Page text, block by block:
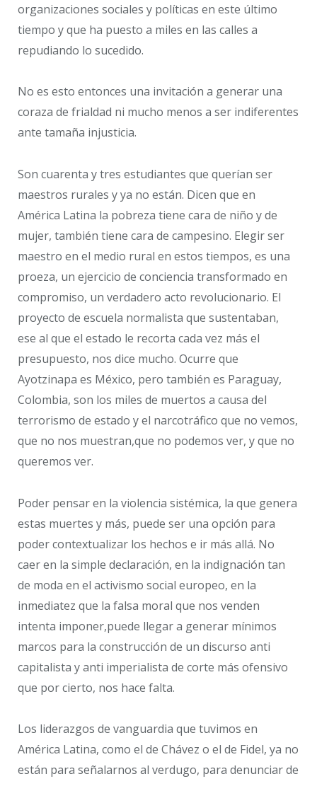
organizaciones sociales y políticas en este último
tiempo y que ha puesto a miles en las calles a
repudiando lo sucedido.
No es esto entonces una invitación a generar una
coraza de frialdad ni mucho menos a ser indiferentes
ante tamaña injusticia.
Son cuarenta y tres estudiantes que querían ser
maestros rurales y ya no están. Dicen que en
América Latina la pobreza tiene cara de niño y de
mujer, también tiene cara de campesino. Elegir ser
maestro en el medio rural en estos tiempos, es una
proeza, un ejercicio de conciencia transformado en
compromiso, un verdadero acto revolucionario. El
proyecto de escuela normalista que sustentaban,
ese al que el estado le recorta cada vez más el
presupuesto, nos dice mucho. Ocurre que
Ayotzinapa es México, pero también es Paraguay,
Colombia, son los miles de muertos a causa del
terrorismo de estado y el narcotráfico que no vemos,
que no nos muestran,que no podemos ver, y que no
queremos ver.
Poder pensar en la violencia sistémica, la que genera
estas muertes y más, puede ser una opción para
poder contextualizar los hechos e ir más allá. No
caer en la simple declaración, en la indignación tan
de moda en el activismo social europeo, en la
inmediatez que la falsa moral que nos venden
intenta imponer,puede llegar a generar mínimos
marcos para la construcción de un discurso anti
capitalista y anti imperialista de corte más ofensivo
que por cierto, nos hace falta.
Los liderazgos de vanguardia que tuvimos en
América Latina, como el de Chávez o el de Fidel, ya no
están para señalarnos al verdugo, para denunciar de